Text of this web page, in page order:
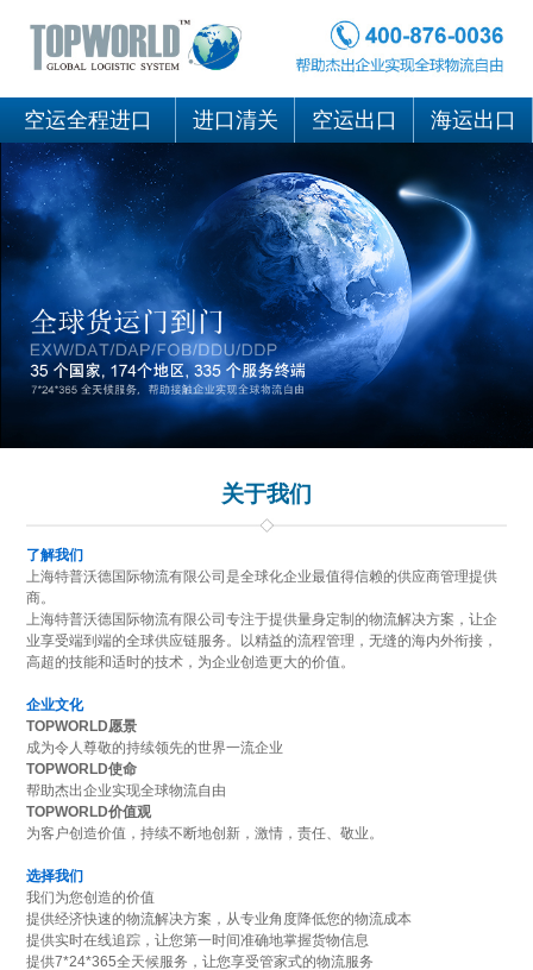
空运全程进口 进口清关 空运出口 海运出口
关于我们
了解我们
上海特普沃德国际物流有限公司是全球化企业最值得信赖的供应商管理提供
商。
上海特普沃德国际物流有限公司专注于提供量身定制的物流解决方案，让企
业享受端到端的全球供应链服务。以精益的流程管理，无缝的海内外衔接，
高超的技能和适时的技术，为企业创造更大的价值。
企业文化
TOPWORLD愿景
成为令人尊敬的持续领先的世界一流企业
TOPWORLD使命
帮助杰出企业实现全球物流自由
TOPWORLD价值观
为客户创造价值，持续不断地创新，激情，责任、敬业。
选择我们
我们为您创造的价值
提供经济快速的物流解决方案，从专业角度降低您的物流成本
提供实时在线追踪，让您第一时间准确地掌握货物信息
提供7*24*365全天候服务，让您享受管家式的物流服务